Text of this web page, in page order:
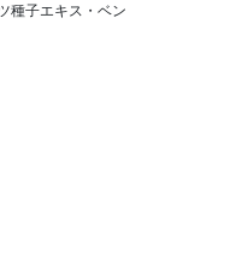
種子エキス・ベン